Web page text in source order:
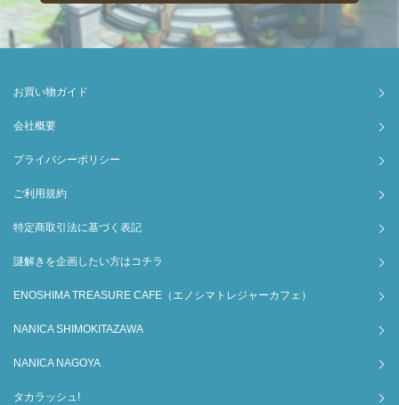
お買い物ガイド
会社概要
プライバシーポリシー
ご利用規約
特定商取引法に基づく表記
謎解きを企画したい方はコチラ
ENOSHIMA TREASURE CAFE（エノシマトレジャーカフェ）
NANICA SHIMOKITAZAWA
NANICA NAGOYA
タカラッシュ!